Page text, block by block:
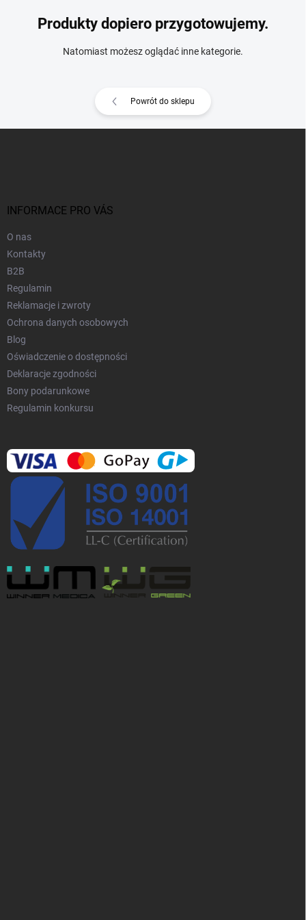
Produkty dopiero przygotowujemy.
Natomiast możesz oglądać inne kategorie.
Powrót do sklepu
INFORMACE PRO VÁS
O nas
Kontakty
B2B
Regulamin
Reklamacje i zwroty
Ochrona danych osobowych
Blog
Oświadczenie o dostępności
Deklaracje zgodności
Bony podarunkowe
Regulamin konkursu